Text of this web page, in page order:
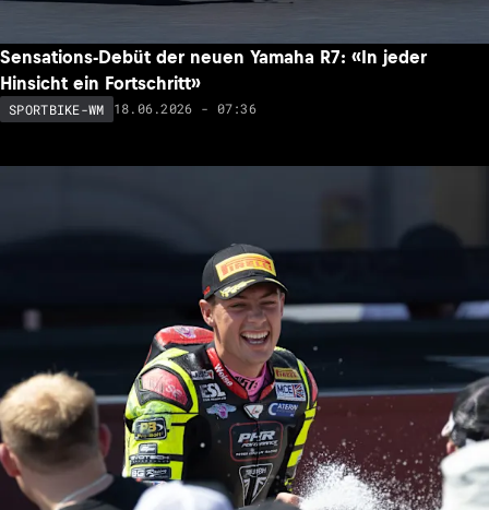
Sensations-Debüt der neuen Yamaha R7: «In jeder
Hinsicht ein Fortschritt»
SPORTBIKE-WM 18.06.2026 - 07:36